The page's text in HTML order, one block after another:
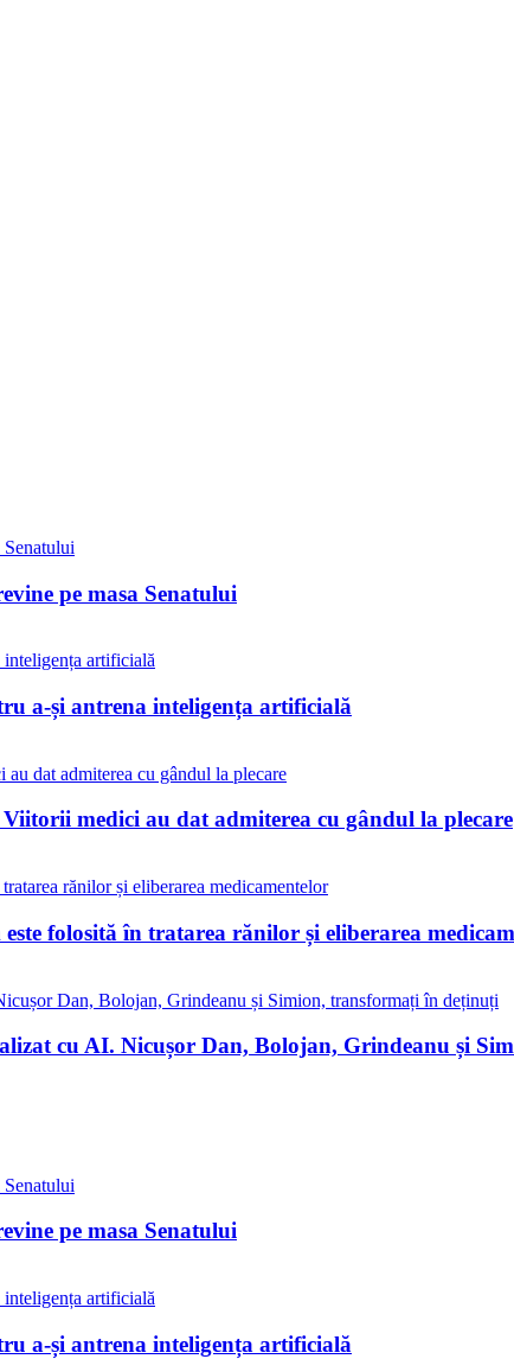
pe masa Senatului
a-și antrena inteligența artificială
medici au dat admiterea cu gândul la plecare
folosită în tratarea rănilor și eliberarea
cu AI. Nicușor Dan, Bolojan, Grindeanu și
pe masa Senatului
a-și antrena inteligența artificială